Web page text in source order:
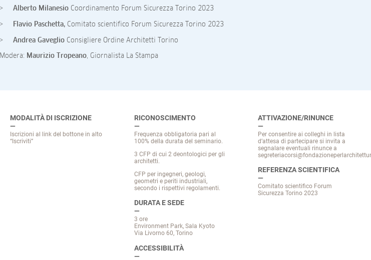
Alberto Milanesio Coordinamento Forum Sicurezza Torino 2023
Flavio Paschetta, Comitato scientifico Forum Sicurezza Torino 2023
Andrea Gaveglio Consigliere Ordine Architetti Torino
Modera: Maurizio Tropeano, Giornalista La Stampa
MODALITÀ DI ISCRIZIONE
Iscrizioni al link del bottone in alto
“Iscriviti”
RICONOSCIMENTO
Frequenza obbligatoria pari al
100% della durata del seminario.
3 CFP di cui 2 deontologici per gli
architetti.
CFP per ingegneri, geologi,
geometri e periti industriali,
secondo i rispettivi regolamenti.
DURATA E SEDE
3 ore
Environment Park, Sala Kyoto
Via Livorno 60, Torino
ACCESSIBILITÀ
ATTIVAZIONE/RINUNCE
Per consentire ai colleghi in lista
d’attesa di partecipare si invita a
segnalare eventuali rinunce a
REFERENZA SCIENTIFICA
Comitato scientifico Forum
Sicurezza Torino 2023